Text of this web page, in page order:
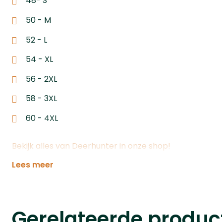
50 - M
52 - L
54 - XL
56 - 2XL
58 - 3XL
60 - 4XL
Bekijk alles van Deerhunter in onze shop!
Lees meer